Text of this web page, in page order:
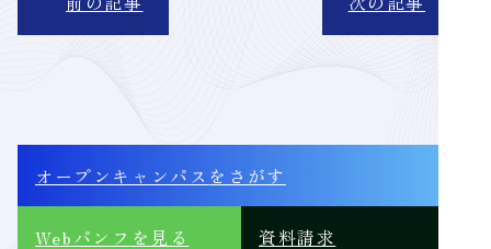
オープンキャンパス をさがす
Webパンフ を見る 資料請求